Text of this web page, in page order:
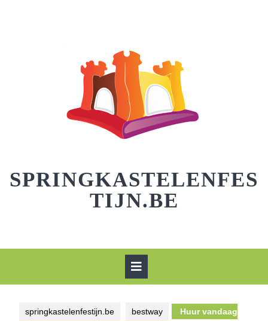
SPRINGKASTELENFES
TIJN.BE
springkastelenfestijn.be bestway Huur vandaag